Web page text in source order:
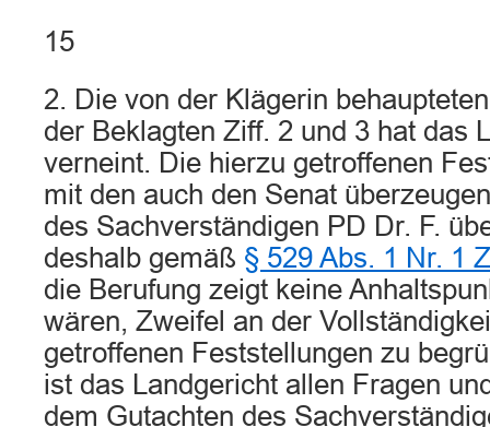
15
2. Die von der Klägerin
der Beklagten Ziff. 2 und 3 hat das
verneint. Die hierzu getroffenen
mit den auch den Senat
des Sachverständigen PD Dr. F.
deshalb gemäß § 529 Abs. 1 Nr. 1
die Berufung zeigt keine
wären, Zweifel an der
getroffenen Feststellungen zu
ist das Landgericht allen Fragen
dem Gutachten des